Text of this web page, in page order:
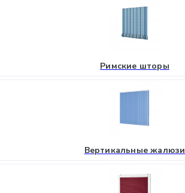
Римские шторы
Вертикальные жалюзи